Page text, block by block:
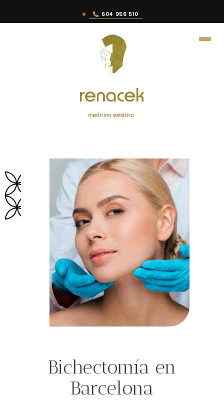
★ 604 956 510
Bichectomía en
Barcelona